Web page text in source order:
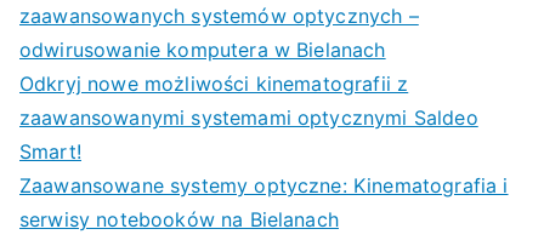
zaawansowanych systemów optycznych –
odwirusowanie komputera w Bielanach
Odkryj nowe możliwości kinematografii z
zaawansowanymi systemami optycznymi Saldeo
Smart!
Zaawansowane systemy optyczne: Kinematografia i
serwisy notebooków na Bielanach